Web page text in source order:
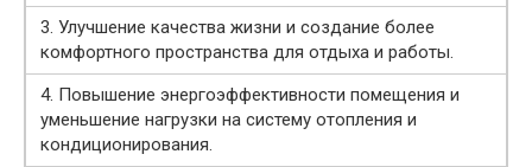
3. Улучшение качества жизни и создание более
комфортного пространства для отдыха и работы.
4. Повышение энергоэффективности помещения и
уменьшение нагрузки на систему отопления и
кондиционирования.